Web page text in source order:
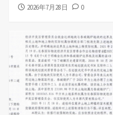
2026年7月28日 0